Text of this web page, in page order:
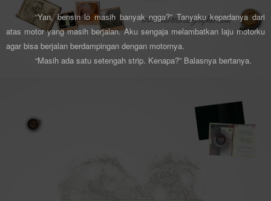
“Yan, bensin lo masih banyak ngga?” Tanyaku kepadanya dari
atas motor yang masih berjalan. Aku sengaja melambatkan laju motorku
agar bisa berjalan berdampingan dengan motornya.
“Masih ada satu setengah strip. Kenapa?” Balasnya bertanya.